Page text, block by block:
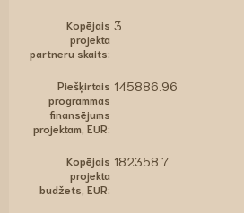
Kopējais
projekta
partneru skaits:
3
Piešķirtais
programmas
finansējums
projektam, EUR:
145886.96
Kopējais
projekta
budžets, EUR:
182358.7